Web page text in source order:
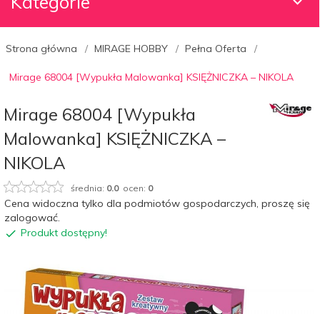
Strona główna MIRAGE HOBBY Pełna Oferta
Mirage 68004 [Wypukła Malowanka] KSIĘŻNICZKA – NIKOLA
Mirage 68004 [Wypukła
Malowanka] KSIĘŻNICZKA –
NIKOLA
średnia: 0.0ocen: 0
Cena widoczna tylko dla podmiotów gospodarczych, proszę się
zalogować.
Produkt dostępny!